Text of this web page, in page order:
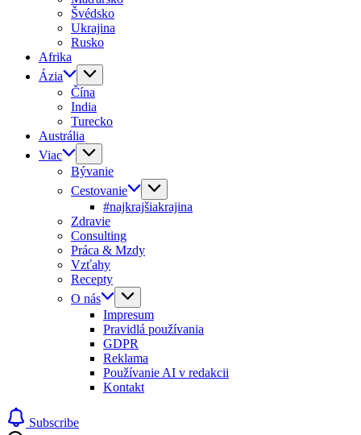
Švédsko
Ukrajina
Rusko
Afrika
Ázia
Čína
India
Turecko
Austrália
Viac
Bývanie
Cestovanie
#najkrajšiakrajina
Zdravie
Consulting
Práca & Mzdy
Vzťahy
Recepty
O nás
Impresum
Pravidlá používania
GDPR
Reklama
Používanie AI v redakcii
Kontakt
Subscribe